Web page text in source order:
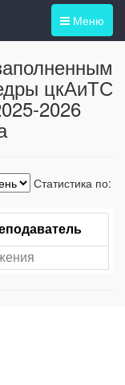
Меню
цкАиТС
2026
Статистика по: